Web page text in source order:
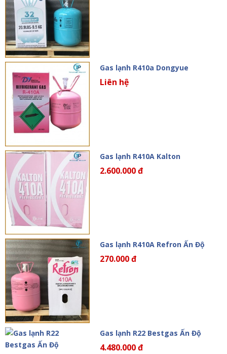
Gas lạnh R410a Dongyue
Liên hệ
Gas lạnh R410A Kalton
2.600.000 đ
Gas lạnh R410A Refron Ấn Độ
270.000 đ
Gas lạnh R22 Bestgas Ấn Độ
4.480.000 đ